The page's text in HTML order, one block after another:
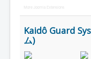
More Joomla Extensions
Kaidô Guard
ム)